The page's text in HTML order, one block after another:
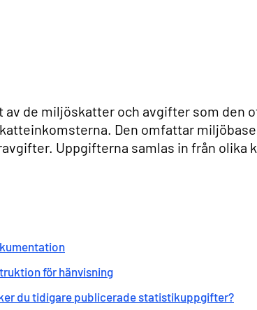
de miljöskatter och avgifter som den
Den omfattar
Uppgifterna samlas in från olika
för hänvisning
du tidigare publicerade statistikuppgifter?